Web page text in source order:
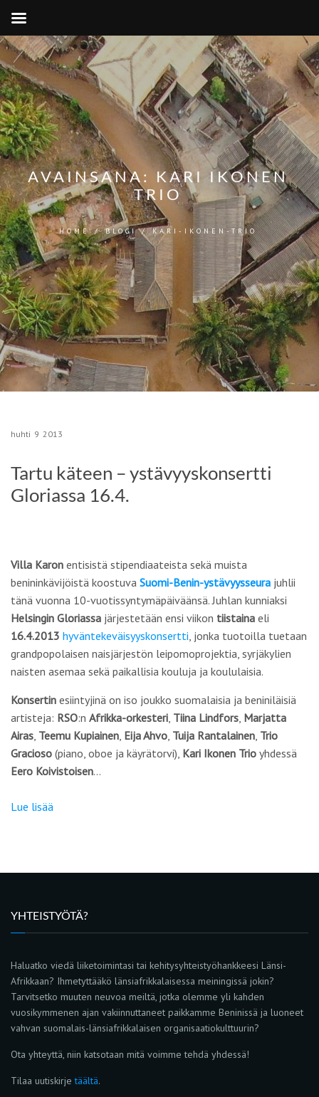
AVAINSANA: KARI IKONEN
TRIO
HOME/BLOGI/KARI-IKONEN-TRIO
huhti 9 2013
Tartu käteen – ystävyyskonsertti
Gloriassa 16.4.
Villa Karon entisistä stipendiaateista sekä muista
benininkävijöistä koostuva Suomi-Benin-ystävyysseura juhlii
tänä vuonna 10-vuotissyntymäpäiväänsä. Juhlan kunniaksi
Helsingin Gloriassa järjestetään ensi viikon tiistaina eli
16.4.2013 hyväntekeväisyyskonsertti, jonka tuotoilla tuetaan
grandpopolaisen naisjärjestön leipomoprojektia, syrjäkylien
naisten asemaa sekä paikallisia kouluja ja koululaisia.
Konsertin esiintyjinä on iso joukko suomalaisia ja beniniläisiä
artisteja: RSO:n Afrikka-orkesteri, Tiina Lindfors, Marjatta
Airas, Teemu Kupiainen, Eija Ahvo, Tuija Rantalainen, Trio
Gracioso (piano, oboe ja käyrätorvi), Kari Ikonen Trio yhdessä
Eero Koivistoisen…
Lue lisää
YHTEISTYÖTÄ?
Haluatko viedä liiketoimintasi tai kehitysyhteistyöhankkeesi Länsi-
Afrikkaan? Ihmetyttääkö länsiafrikkalaisessa meiningissä jokin?
Tarvitsetko muuten neuvoa meiltä, jotka olemme yli kahden
vuosikymmenen ajan vakiinnuttaneet paikkamme Beninissä ja luoneet
vahvan suomalais-länsiafrikkalaisen organisaatiokulttuurin?
Ota yhteyttä, niin katsotaan mitä voimme tehdä yhdessä!
Tilaa uutiskirjetäältä.